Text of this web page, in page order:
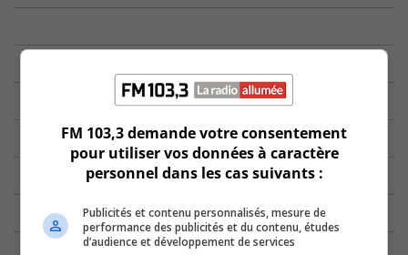
FM 103,3 demande votre consentement
pour utiliser vos données à caractère
personnel dans les cas suivants :
Publicités et contenu personnalisés, mesure de
performance des publicités et du contenu, études
d’audience et développement de services